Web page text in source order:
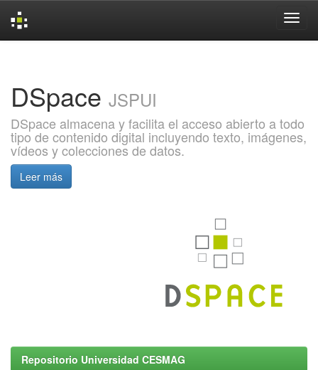
DSpace JSPUI
DSpace almacena y facilita el acceso abierto a todo
tipo de contenido digital incluyendo texto, imágenes,
vídeos y colecciones de datos.
Leer más
Repositorio Universidad CESMAG